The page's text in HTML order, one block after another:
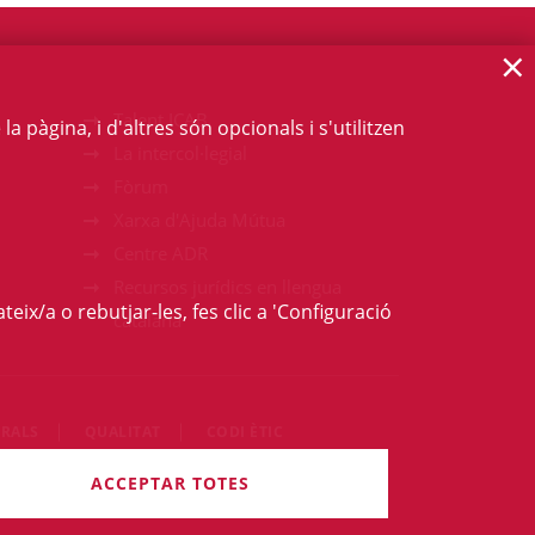
Talent ICAB
catalana
són reservats.
pàgina, i d'altres són opcionals i s'utilitzen
a o rebutjar-les, fes clic a 'Configuració
ACCEPTAR TOTES
×